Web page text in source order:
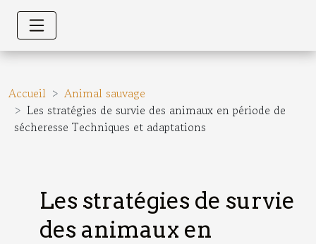
Accueil
Animal sauvage
Les stratégies de survie des animaux en période de
sécheresse Techniques et adaptations
Les stratégies de survie
des animaux en